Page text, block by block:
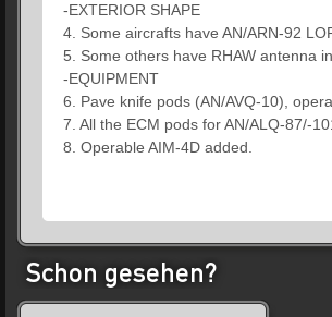
-EXTERIOR SHAPE
4. Some aircrafts have AN/ARN-92
5. Some others have RHAW antenna
-EQUIPMENT
6. Pave knife pods (AN/AVQ-10),
7. All the ECM pods for AN/ALQ-87/-
8. Operable AIM-4D added.
Schon gesehen?